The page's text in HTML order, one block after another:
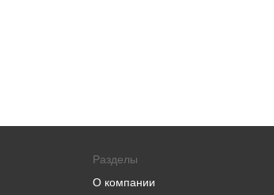
Разделы
О компании